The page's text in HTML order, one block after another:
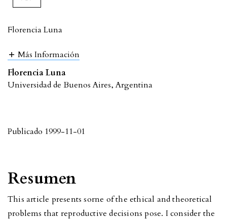
Florencia Luna
Más Información
Florencia Luna
Universidad de Buenos Aires, Argentina
Publicado 1999-11-01
Resumen
This article presents sorne of the ethical and theoretical
problems that reproductive decisions pose. I consider the